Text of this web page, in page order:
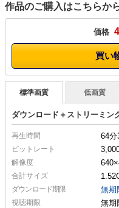
作品のご購入はこちらか
価格
買い
標準画質 低画質
ダウンロード＋ストリーミン
再生時間 64分
ビットレート
解像度
合計サイズ
ダウンロード期限 無期
視聴期限 無期